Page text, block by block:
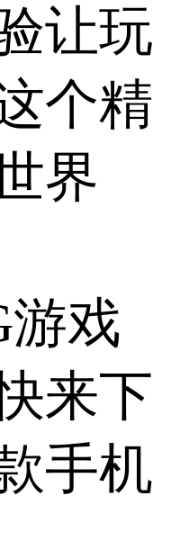
让玩
个精
界
游戏
来下
手机